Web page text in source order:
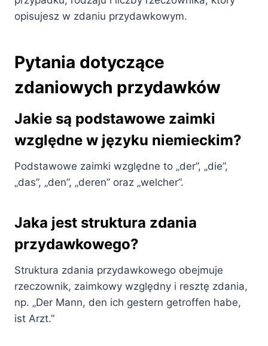
opisujesz w zdaniu przydawkowym.
Pytania dotyczące
zdaniowych przydawków
Jakie są podstawowe zaimki
względne w języku niemieckim?
Podstawowe zaimki względne to „der”, „die”,
„das”, „den”, „deren” oraz „welcher”.
Jaka jest struktura zdania
przydawkowego?
Struktura zdania przydawkowego obejmuje
rzeczownik, zaimkowy względny i resztę zdania,
np. „Der Mann, den ich gestern getroffen habe,
ist Arzt.”